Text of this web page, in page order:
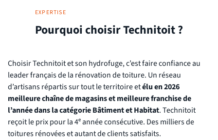
EXPERTISE
Pourquoi choisir Technitoit ?
Choisir Technitoit et son hydrofuge, c’est faire confiance au
leader français de la rénovation de toiture. Un réseau
d’artisans répartis sur tout le territoire etélu en 2026
meilleure chaîne de magasins et meilleure franchise de
l’année dans la catégorie Bâtiment et Habitat. Technitoit
reçoit le prix pour la 4ᵉ année consécutive. Des milliers de
toitures rénovées et autant de clients satisfaits.